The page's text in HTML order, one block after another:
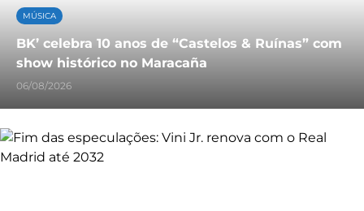
MÚSICA
BK’ celebra 10 anos de “Castelos & Ruínas” com
show histórico no Maracaña
06/08/2026